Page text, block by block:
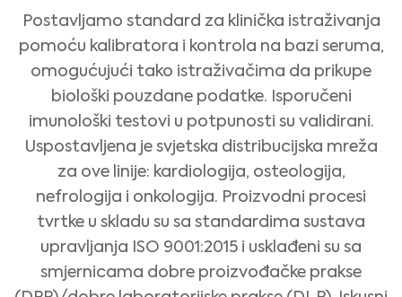
Medical Advice Disclaimer
ODRICANJE OD ODGOVORNOSTI: OVO WEB-MJESTO NE
PRUŽA MEDICINSKI SAVJET
Ove informacije, uključujući bez ograničenja tekst, grafičke prikaze, slike i
Postavljamo standard za klinička istraživanja
pomoću kalibratora i kontrola na bazi seruma,
omogućujući tako istraživačima da prikupe
biološki pouzdane podatke. Isporučeni
imunološki testovi u potpunosti su validirani.
Uspostavljena je svjetska distribucijska mreža
za ove linije: kardiologija, osteologija,
nefrologija i onkologija. Proizvodni procesi
tvrtke u skladu su sa standardima sustava
upravljanja ISO 9001:2015 i usklađeni su sa
smjernicama dobre proizvođačke prakse